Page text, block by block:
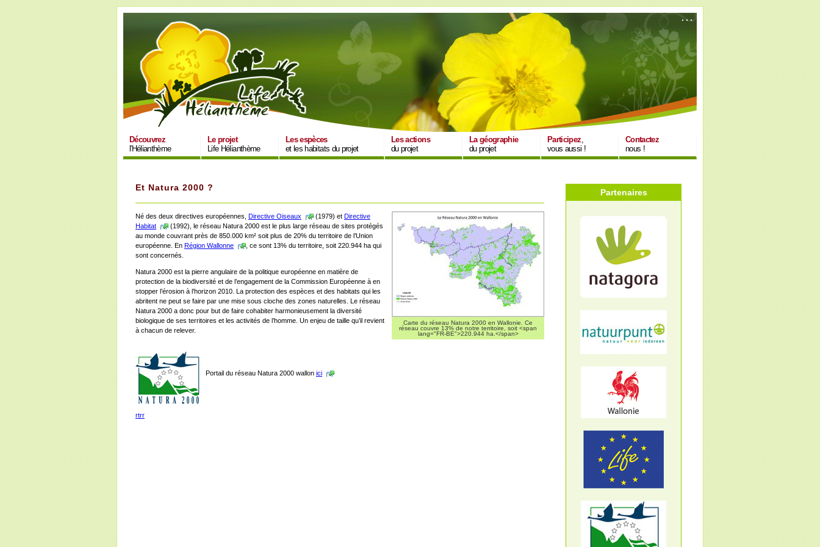
Découvrez
l'Hélianthème
Le projet
Life Hélianthème
Les espèces
et les habitats du projet
Les actions
du projet
La géographie
du projet
Participez,
vous aussi !
Contactez
nous !
Et Natura 2000 ?
Carte du réseau Natura 2000 en Wallonie. Ce
réseau couvre 13% de notre territoire, soit <span
lang="FR-BE">220.944 ha.</span>
Né des deux directives européennes, Directive Oiseaux (1979) et Directive
Habitat
(1992), le réseau Natura 2000 est le plus large réseau de sites protégés
au monde couvrant près de 850.000 km² soit plus de 20% du territoire de l’Union
européenne. En Région Wallonne
, ce sont 13% du territoire, soit 220.944 ha qui
sont concernés.
Natura 2000 est la pierre angulaire de la politique européenne en matière de
protection de la biodiversité et de l’engagement de la Commission Européenne à en
stopper l’érosion à l’horizon 2010. La protection des espèces et des habitats qui les
abritent ne peut se faire par une mise sous cloche des zones naturelles. Le réseau
Natura 2000 a donc pour but de faire cohabiter harmonieusement la diversité
biologique de ses territoires et les activités de l’homme. Un enjeu de taille qu’il revient
à chacun de relever.
Portail du réseau Natura 2000 wallon ici
rtrr
Partenaires